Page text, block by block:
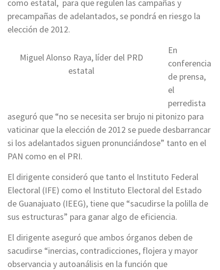
como estatal, para que regulen las campañas y
precampañas de adelantados, se pondrá en riesgo la
elección de 2012.
Miguel Alonso Raya, líder del PRD
estatal
En
conferencia
de prensa,
el
perredista
aseguró que “no se necesita ser brujo ni pitonizo para
vaticinar que la elección de 2012 se puede desbarrancar
si los adelantados siguen pronunciándose” tanto en el
PAN como en el PRI.
El dirigente consideró que tanto el Instituto Federal
Electoral (IFE) como el Instituto Electoral del Estado
de Guanajuato (IEEG), tiene que “sacudirse la polilla de
sus estructuras” para ganar algo de eficiencia.
El dirigente aseguró que ambos órganos deben de
sacudirse “inercias, contradicciones, flojera y mayor
observancia y autoanálisis en la función que